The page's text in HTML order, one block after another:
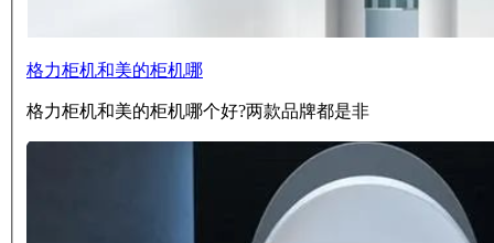
格力柜机和美的柜机哪
格力柜机和美的柜机哪个好?两款品牌都是非